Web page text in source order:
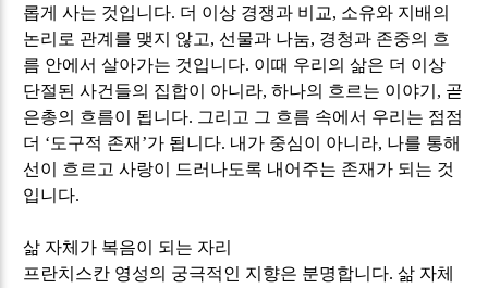
롭게 사는 것입니다. 더 이상 경쟁과 비교, 소유와 지배의
논리로 관계를 맺지 않고, 선물과 나눔, 경청과 존중의 흐
름 안에서 살아가는 것입니다. 이때 우리의 삶은 더 이상
단절된 사건들의 집합이 아니라,하나의 흐르는 이야기 , 곧
은총의 흐름이 됩니다. 그리고 그 흐름 속에서 우리는 점점
더 ‘도구적 존재 ’가 됩니다. 내가 중심이 아니라, 나를 통해
선이 흐르고 사랑이 드러나도록 내어주는 존재가 되는 것
입니다.
삶 자체가 복음이 되는 자리
프란치스칸 영성의 궁극적인 지향은 분명합니다.삶 자체